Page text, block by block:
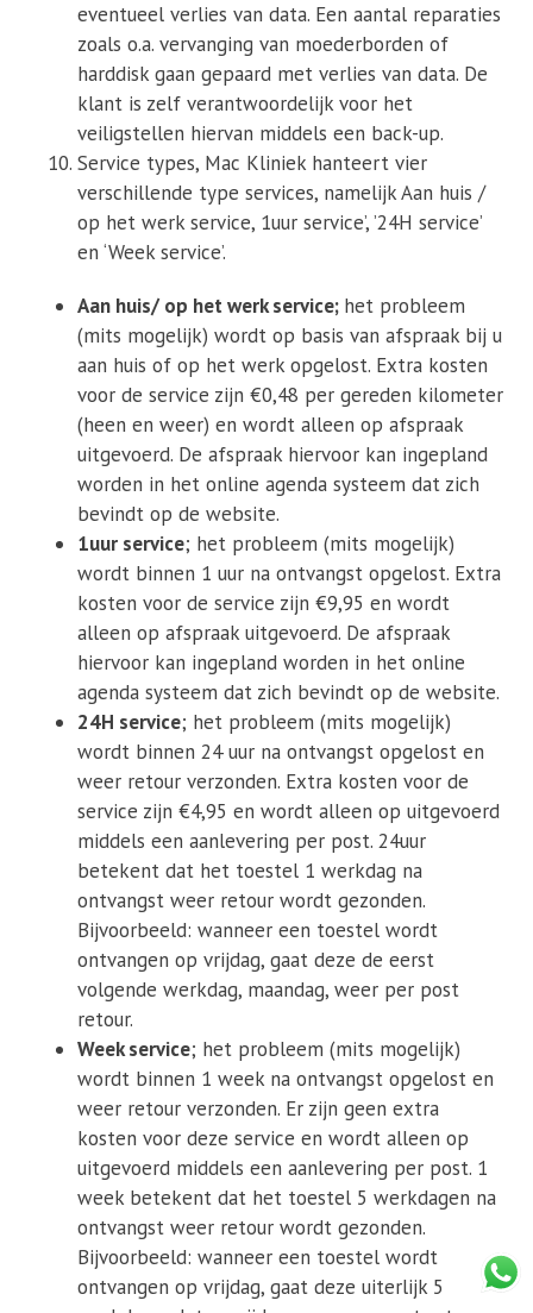
eventueel verlies van data. Een aantal reparaties
zoals o.a. vervanging van moederborden of
harddisk gaan gepaard met verlies van data. De
klant is zelf verantwoordelijk voor het
veiligstellen hiervan middels een back-up.
Service types, Mac Kliniek hanteert vier
verschillende type services, namelijk Aan huis /
op het werk service, 1uur service’, ’24H service’
en ‘Week service’.
Aan huis/ op het werk service; het probleem
(mits mogelijk) wordt op basis van afspraak bij u
aan huis of op het werk opgelost. Extra kosten
voor de service zijn €0,48 per gereden kilometer
(heen en weer) en wordt alleen op afspraak
uitgevoerd. De afspraak hiervoor kan ingepland
worden in het online agenda systeem dat zich
bevindt op de website.
1uur service; het probleem (mits mogelijk)
wordt binnen 1 uur na ontvangst opgelost. Extra
kosten voor de service zijn €9,95 en wordt
alleen op afspraak uitgevoerd. De afspraak
hiervoor kan ingepland worden in het online
agenda systeem dat zich bevindt op de website.
24H service; het probleem (mits mogelijk)
wordt binnen 24 uur na ontvangst opgelost en
weer retour verzonden. Extra kosten voor de
service zijn €4,95 en wordt alleen op uitgevoerd
middels een aanlevering per post. 24uur
betekent dat het toestel 1 werkdag na
ontvangst weer retour wordt gezonden.
Bijvoorbeeld: wanneer een toestel wordt
ontvangen op vrijdag, gaat deze de eerst
volgende werkdag, maandag, weer per post
retour.
Week service; het probleem (mits mogelijk)
wordt binnen 1 week na ontvangst opgelost en
weer retour verzonden. Er zijn geen extra
kosten voor deze service en wordt alleen op
uitgevoerd middels een aanlevering per post. 1
week betekent dat het toestel 5 werkdagen na
ontvangst weer retour wordt gezonden.
Bijvoorbeeld: wanneer een toestel wordt
ontvangen op vrijdag, gaat deze uiterlijk 5